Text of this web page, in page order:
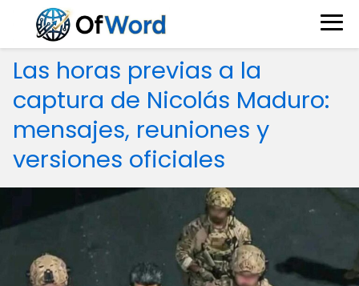
Las horas previas a la
captura de Nicolás Maduro:
mensajes, reuniones y
versiones oficiales